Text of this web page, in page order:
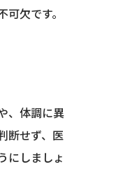
欠です。
、体調に異
断せず、医
にしましょ